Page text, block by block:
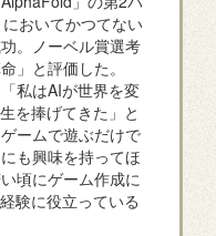
おいてかつてない
。ノーベル賞選考
」と評価した。
私はAIが世界を変
を捧げてきた」と
ームで遊ぶだけで
も興味を持ってほ
頃にゲーム作成に
験に役立っている